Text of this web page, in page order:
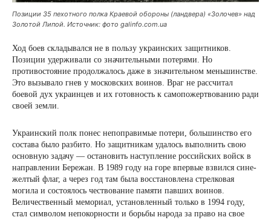
Позиции 35 пехотного полка Краевой обороны (ландвера) «Золочев» над
Золотой Липой. Источник: фото galinfo.com.ua
Ход боев складывался не в пользу украинских защитников.
Позиции удерживали со значительными потерями. Но
противостояние продолжалось даже в значительном меньшинстве.
Это вызывало гнев у московских воинов. Враг не рассчитал
боевой дух украинцев и их готовность к самопожертвованию ради
своей земли.
Украинский полк понес непоправимые потери, большинство его
состава было разбито. Но защитникам удалось выполнить свою
основную задачу — остановить наступление российских войск в
направлении Бережан. В 1989 году на горе впервые взвился сине-
желтый флаг, а через год там была восстановлена стрелковая
могила и состоялось чествование памяти павших воинов.
Величественный мемориал, установленный только в 1994 году,
стал символом непокорности и борьбы народа за право на свое